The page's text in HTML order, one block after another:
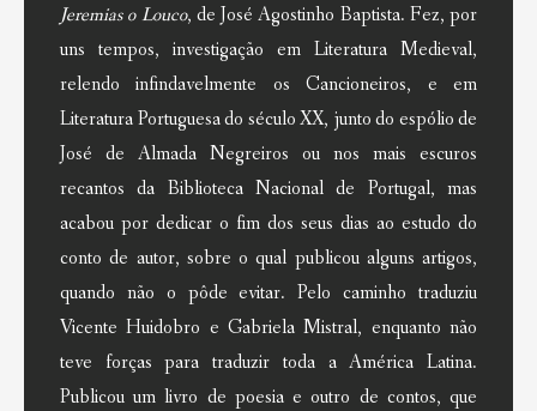
Jeremias o Louco, de José Agostinho Baptista. Fez, por
uns tempos, investigação em Literatura Medieval,
relendo infindavelmente os Cancioneiros, e em
Literatura Portuguesa do século XX, junto do espólio de
José de Almada Negreiros ou nos mais escuros
recantos da Biblioteca Nacional de Portugal, mas
acabou por dedicar o fim dos seus dias ao estudo do
conto de autor, sobre o qual publicou alguns artigos,
quando não o pôde evitar. Pelo caminho traduziu
Vicente Huidobro e Gabriela Mistral, enquanto não
teve forças para traduzir toda a América Latina.
Publicou um livro de poesia e outro de contos, que